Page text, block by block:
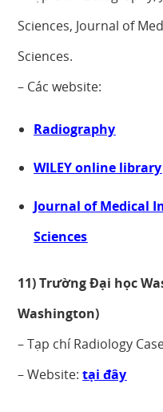
Sciences, Journal of
Sciences.
– Các website:
Radiography
WILEY online library
Journal of Medical
Sciences
11) Trường Đại học
Washington)
– Tạp chí Radiology
– Website:tại đây